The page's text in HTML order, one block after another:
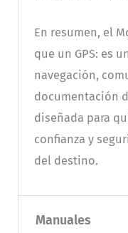
En resumen, el
que un GPS: es
navegación,
documentación
diseñada para
confianza y
del destino.
Manuales